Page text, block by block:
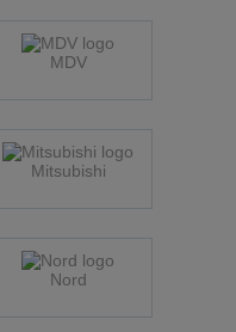
MDV
Mitsubishi
Nord